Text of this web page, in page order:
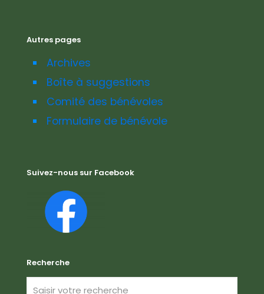
Autres pages
Archives
Boîte à suggestions
Comité des bénévoles
Formulaire de bénévole
Suivez-nous sur Facebook
Recherche